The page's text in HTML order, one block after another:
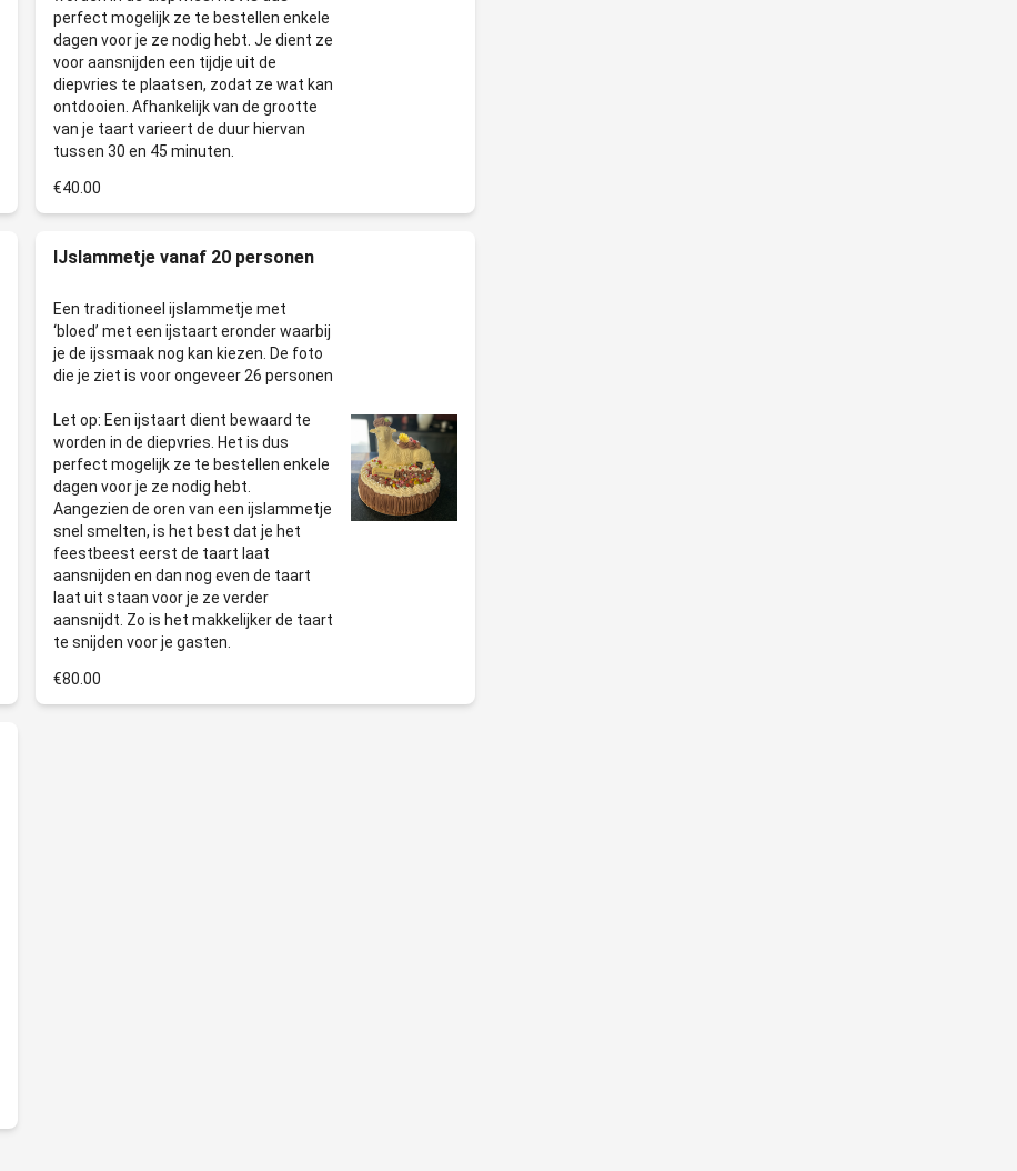
perfect mogelijk ze te bestellen enkele
dagen voor je ze nodig hebt. Je dient ze
voor aansnijden een tijdje uit de
diepvries te plaatsen, zodat ze wat kan
ontdooien. Afhankelijk van de grootte
van je taart varieert de duur hiervan
€40.00
IJslammetje vanaf 20 personen
Een traditioneel ijslammetje met
‘bloed’ met een ijstaart eronder waarbij
je de ijssmaak nog kan kiezen. De foto
die je ziet is voor ongeveer 26 personen
Let op: Een ijstaart dient bewaard te
worden in de diepvries. Het is dus
perfect mogelijk ze te bestellen enkele
dagen voor je ze nodig hebt.
Aangezien de oren van een ijslammetje
snel smelten, is het best dat je het
feestbeest eerst de taart laat
aansnijden en dan nog even de taart
laat uit staan voor je ze verder
aansnijdt. Zo is het makkelijker de taart
€80.00